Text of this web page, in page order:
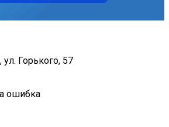
Горького, 57
ошибка